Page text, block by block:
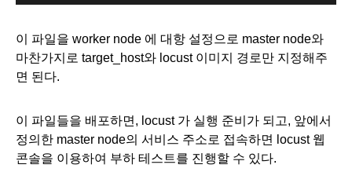
이 파일을 worker node 에 대항 설정으로 master node와
마찬가지로 target_host와 locust 이미지 경로만 지정해주
면 된다.
이 파일들을 배포하면, locust 가 실행 준비가 되고, 앞에서
정의한 master node의 서비스 주소로 접속하면 locust 웹
콘솔을 이용하여 부하 테스트를 진행할 수 있다.